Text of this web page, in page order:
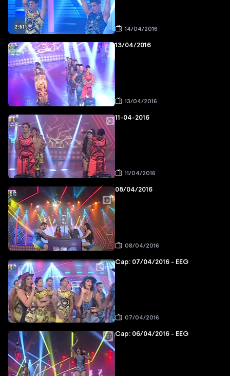
14/04/2016
13/04/2016
13/04/2016
11-04-2016
11/04/2016
08/04/2016
08/04/2016
Cap: 07/04/2016 - EEG
07/04/2016
Cap: 06/04/2016 - EEG